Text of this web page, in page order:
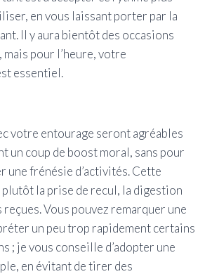
en vous laissant porter par la
Il y aura bientôt des occasions
mais pour l’heure, votre
essentiel.
votre entourage seront agréables
un coup de boost moral, sans pour
une frénésie d’activités. Cette
la prise de recul, la digestion
Vous pouvez remarquer une
un peu trop rapidement certains
; je vous conseille d’adopter une
en évitant de tirer des